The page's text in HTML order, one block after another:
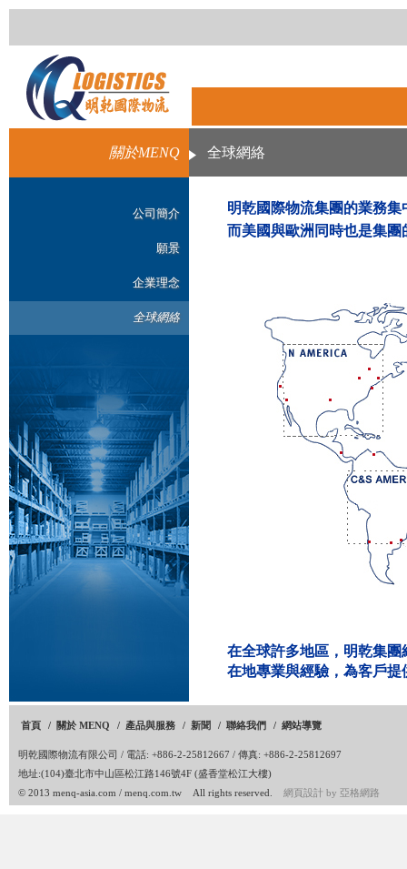
關於MENQ
公司簡介
願景
企業理念
全球網絡
全球網絡
明乾國際物流集團的業務
而美國與歐洲同時也是集
在全球許多地區，明乾集
在地專業與經驗，為客戶提
首頁 / 關於 MENQ / 產品與服務 / 新聞 / 聯絡我們 / 網站導覽
明乾國際物流有限公司 / 電話: +886-2-25812667 / 傳真: +886-2-25812697
地址:(104)臺北市中山區松江路146號4F (盛香堂松江大樓)
© 2013 menq-asia.com / menq.com.tw All rights reserved. 網頁設計 by 亞格網路